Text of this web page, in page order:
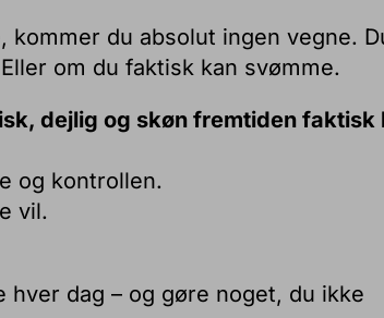
du absolut ingen vegne.
om du faktisk kan svømme.
dejlig og skøn fremtiden faktisk
og kontrollen.
vil.
hver dag – og gøre noget, du ikke